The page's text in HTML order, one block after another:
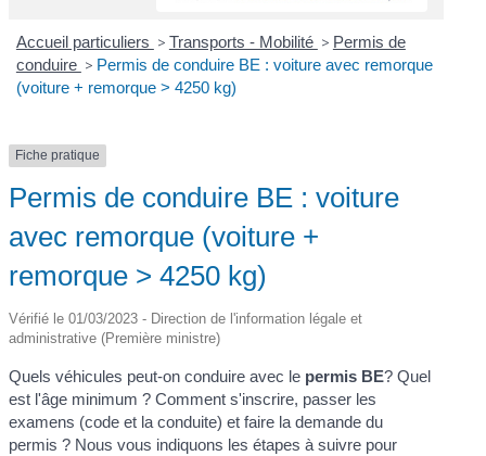
Accueil particuliers > Transports - Mobilité > Permis de
conduire > Permis de conduire BE : voiture avec remorque
(voiture + remorque > 4250 kg)
Fiche pratique
Permis de conduire BE : voiture
avec remorque (voiture +
remorque > 4250 kg)
Vérifié le 01/03/2023 - Direction de l'information légale et
administrative (Première ministre)
Quels véhicules peut-on conduire avec le permis BE? Quel
est l'âge minimum ? Comment s'inscrire, passer les
examens (code et la conduite) et faire la demande du
permis ? Nous vous indiquons les étapes à suivre pour